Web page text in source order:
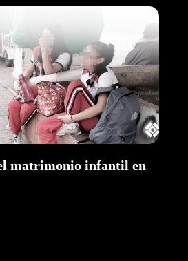
matrimonio infantil en